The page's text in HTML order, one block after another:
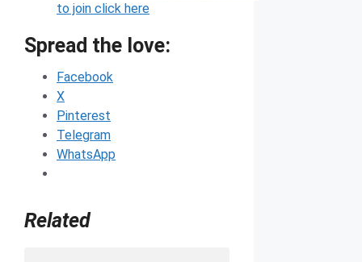
to join click here
Spread the love:
Facebook
X
Pinterest
Telegram
WhatsApp
Related